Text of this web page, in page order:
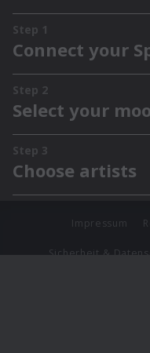
Impressum
Sicherheit &